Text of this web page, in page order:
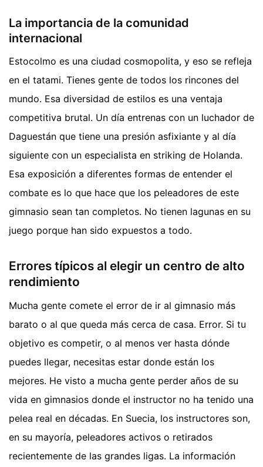
La importancia de la comunidad
internacional
Estocolmo es una ciudad cosmopolita, y eso se refleja
en el tatami. Tienes gente de todos los rincones del
mundo. Esa diversidad de estilos es una ventaja
competitiva brutal. Un día entrenas con un luchador de
Daguestán que tiene una presión asfixiante y al día
siguiente con un especialista en striking de Holanda.
Esa exposición a diferentes formas de entender el
combate es lo que hace que los peleadores de este
gimnasio sean tan completos. No tienen lagunas en su
juego porque han sido expuestos a todo.
Errores típicos al elegir un centro de alto
rendimiento
Mucha gente comete el error de ir al gimnasio más
barato o al que queda más cerca de casa. Error. Si tu
objetivo es competir, o al menos ver hasta dónde
puedes llegar, necesitas estar donde están los
mejores. He visto a mucha gente perder años de su
vida en gimnasios donde el instructor no ha tenido una
pelea real en décadas. En Suecia, los instructores son,
en su mayoría, peleadores activos o retirados
recientemente de las grandes ligas. La información